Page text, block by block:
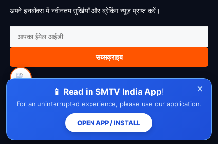
अपने इनबॉक्स में नवीनतम सुर्खियाँ और ब्रेकिंग न्यूज़ प्राप्त करें।
सब्सक्राइब
About UsContact Us DisclaimerPrivacy PolicyCookie Policy
Cancellation PolicyRefund PolicyTerms & Conditions
×
📱 Read in SMTV India App!
For an uninterrupted experience, please use our application.
OPEN APP / INSTALL